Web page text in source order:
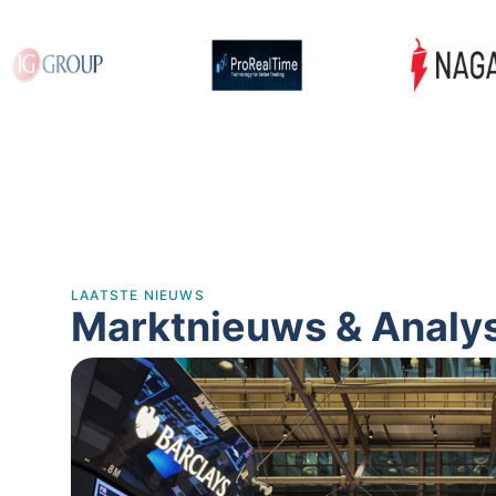
LAATSTE NIEUWS
Marktnieuws &